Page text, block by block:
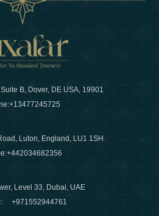
B, Dover, DE USA, 19901
+13477245725
Luton, England, LU1 1SH
+442034682356
Level 33, Dubai, UAE
+971552944761